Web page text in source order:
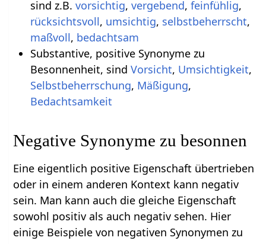
sind z.B. vorsichtig, vergebend, feinfühlig,
rücksichtsvoll, umsichtig, selbstbeherrscht,
maßvoll, bedachtsam
Substantive, positive Synonyme zu
Besonnenheit, sind Vorsicht, Umsichtigkeit,
Selbstbeherrschung, Mäßigung,
Bedachtsamkeit
Negative Synonyme zu besonnen
Eine eigentlich positive Eigenschaft übertrieben
oder in einem anderen Kontext kann negativ
sein. Man kann auch die gleiche Eigenschaft
sowohl positiv als auch negativ sehen. Hier
einige Beispiele von negativen Synonymen zu